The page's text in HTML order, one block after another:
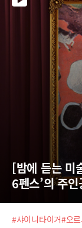
[밤에 듣는 미
6펜스’의 주
#샤이니타이거#오